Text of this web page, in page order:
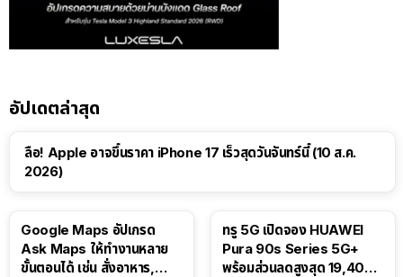
อัปเดตล่าสุด
ลือ! Apple อาจขึ้นราคา iPhone 17 เร็วสุดวันจันทร์นี้ (10 ส.ค.
2026)
Google Maps อัปเกรด
Ask Maps ให้ทำงานหลาย
ขั้นตอนได้ เช่น สั่งอาหาร,
ทรู 5G เปิดจอง HUAWEI
Pura 90s Series 5G+
พร้อมส่วนลดสูงสุด 19,400